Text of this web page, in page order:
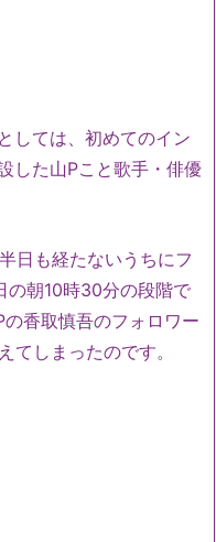
しては、初めてのイン
した山Pこと歌手・俳優
日も経たないうちにフ
の朝10時30分の段階で
香取慎吾のフォロワー
てしまったのです。